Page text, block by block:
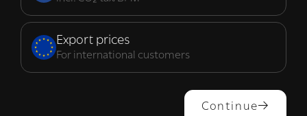
Export prices
For international customers
Continue
ALLES ACCEPTEREN